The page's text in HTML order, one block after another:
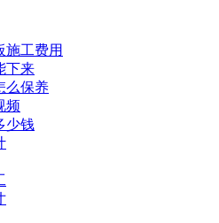
施工费用
下来
么保养
频
少钱